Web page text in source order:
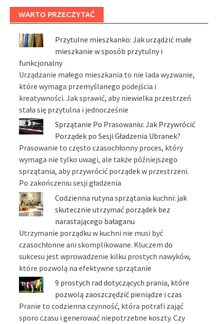
WARTO PRZECZYTAĆ
Przytulne mieszkanko: Jak urządzić małe
mieszkanie w sposób przytulny i
funkcjonalny
Urządzanie małego mieszkania to nie lada wyzwanie,
które wymaga przemyślanego podejścia i
kreatywności. Jak sprawić, aby niewielka przestrzeń
stała się przytulna i jednocześnie
Sprzątanie Po Prasowaniu: Jak Przywrócić
Porządek po Sesji Gładzenia Ubranek?
Prasowanie to często czasochłonny proces, który
wymaga nie tylko uwagi, ale także późniejszego
sprzątania, aby przywrócić porządek w przestrzeni.
Po zakończeniu sesji gładzenia
Codzienna rutyna sprzątania kuchni: jak
skutecznie utrzymać porządek bez
narastającego bałaganu
Utrzymanie porządku w kuchni nie musi być
czasochłonne ani skomplikowane. Kluczem do
sukcesu jest wprowadzenie kilku prostych nawyków,
które pozwolą na efektywne sprzątanie
9 prostych rad dotyczących prania, które
pozwolą zaoszczędzić pieniądze i czas
Pranie to codzienna czynność, która potrafi zająć
sporo czasu i generować niepotrzebne koszty. Czy